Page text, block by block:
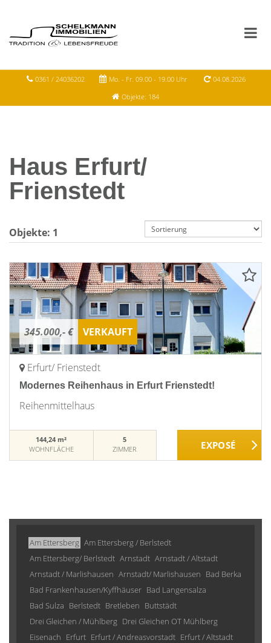
0361 / 24036202 Mo. - Fr. 09.00 - 19.00 Uhr
04.08.2026
Objekte: 184
Haus Erfurt/
Frienstedt
Objekte: 1
345.000,- € VERKAUFT
Erfurt/ Frienstedt
Modernes Reihenhaus in Erfurt Frienstedt!
Reihenmittelhaus
144,24 m²
WOHNFLÄCHE
5
ZIMMER
Am Ettersberg Am Ettersberg / Berlstedt
Am Ettersberg/ Berlstedt Arnstadt Arnstadt / Altstadt
Arnstadt / Marlishausen Arnstadt/ Marlishausen Bad Berka
Bad Frankenhausen/Kyffhäuser Bad Langensalza
Bad Sulza Berlstedt Bretleben Buttstädt
Drei Gleichen / Mühlberg Drei Gleichen OT Mühlberg
Eisenach Erfurt Erfurt / Andreasvorstadt Erfurt / Altstadt